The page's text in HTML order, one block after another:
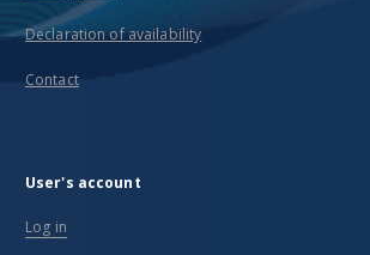
Declaration of availability
Contact
User's account
Log in